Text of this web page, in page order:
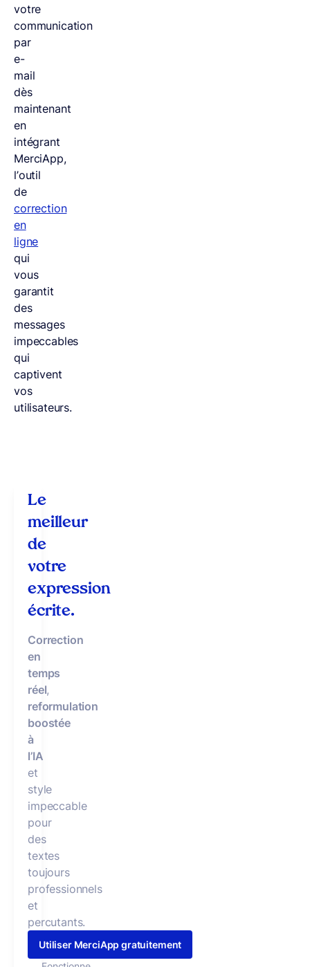
votre
communication
par
e-
mail
dès
maintenant
en
intégrant
MerciApp,
l’outil
de
correction
en
ligne
qui
vous
garantit
des
messages
impeccables
qui
captivent
vos
utilisateurs.
Le
meilleur
de
votre
expression
écrite.
Correction
en
temps
réel,
reformulation
boostée
à
l’IA
et
style
impeccable
pour
des
textes
toujours
professionnels
et
percutants.
Utiliser MerciApp gratuitement